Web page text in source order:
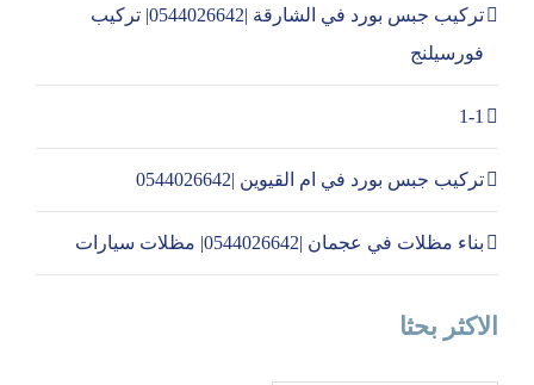
تركيب جبس بورد في الشارقة |0544026642| تركيب
فورسيلنج
1-1
تركيب جبس بورد في ام القيوين |0544026642
بناء مظلات في عجمان |0544026642| مظلات سيارات
الاكثر بحثا